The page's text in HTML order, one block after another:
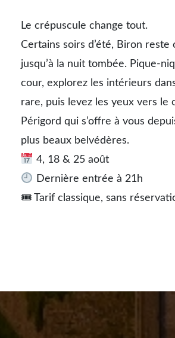
Le crépuscule change tout.
Certains soirs d’été, Biron reste
jusqu’à la nuit tombée. Pique-
cour, explorez les intérieurs
rare, puis levez les yeux vers le
Périgord qui s’offre à vous
plus beaux belvédères.
4, 18 & 25 août
Dernière entrée à 21h
🎟 Tarif classique, sans